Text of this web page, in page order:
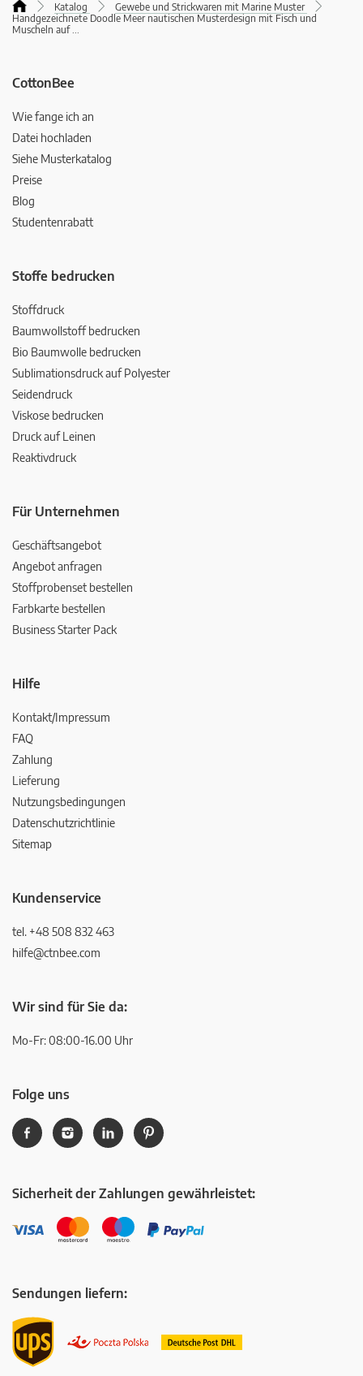
Katalog
Gewebe und Strickwaren mit Marine Muster
Handgezeichnete Doodle Meer nautischen Musterdesign mit Fisch und
Muscheln auf...
CottonBee
Wie fange ich an
Datei hochladen
Siehe Musterkatalog
Preise
Blog
Studentenrabatt
Stoffe bedrucken
Stoffdruck
Baumwollstoff bedrucken
Bio Baumwolle bedrucken
Sublimationsdruck auf Polyester
Seidendruck
Viskose bedrucken
Druck auf Leinen
Reaktivdruck
Für Unternehmen
Geschäftsangebot
Angebot anfragen
Stoffprobenset bestellen
Farbkarte bestellen
Business Starter Pack
Hilfe
Kontakt/Impressum
FAQ
Zahlung
Lieferung
Nutzungsbedingungen
Datenschutzrichtlinie
Sitemap
Kundenservice
tel. +48 508 832 463
hilfe@ctnbee.com
Wir sind für Sie da:
Mo-Fr: 08:00-16.00 Uhr
Folge uns
Sicherheit der Zahlungen gewährleistet:
Sendungen liefern: